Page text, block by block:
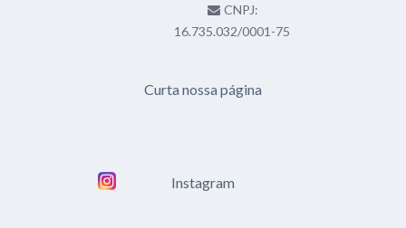
CNPJ:
16.735.032/0001-75
Curta nossa página
Instagram